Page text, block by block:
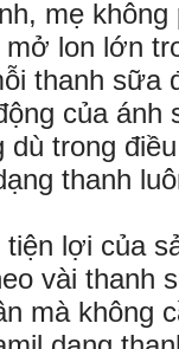
mẹ
lon lớn
thanh sữa
của ánh
trong
thanh
tiện lợi của
vài thanh
mà không